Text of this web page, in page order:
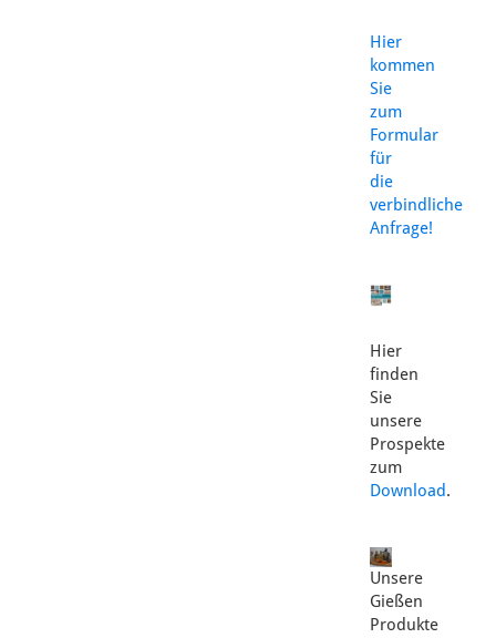
Hier
kommen
Sie
zum
Formular
für
die
verbindliche
Anfrage!
Hier
finden
Sie
unsere
Prospekte
zum
Download.
Unsere
Gießen
Produkte